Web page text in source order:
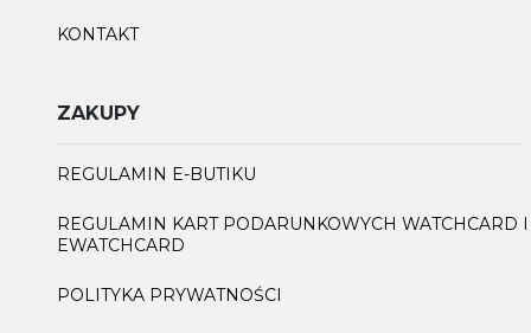
KONTAKT
ZAKUPY
REGULAMIN E-BUTIKU
REGULAMIN KART PODARUNKOWYCH WATCHCARD I
EWATCHCARD
POLITYKA PRYWATNOŚCI